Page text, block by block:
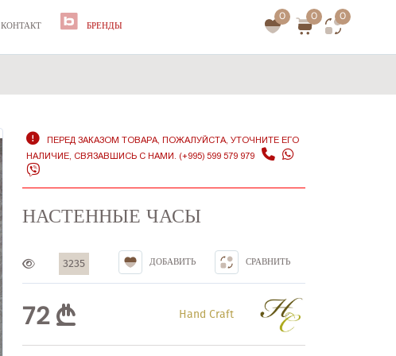
КОНТАКТ БРЕНДЫ
0 0 0
ПЕРЕД ЗАКАЗОМ ТОВАРА, ПОЖАЛУЙСТА, УТОЧНИТЕ ЕГО
НАЛИЧИЕ, СВЯЗАВШИСЬ С НАМИ. (+995) 599 579 979
НАСТЕННЫЕ ЧАСЫ
3235 ДОБАВИТЬ СРАВНИТЬ
72 Hand Craft